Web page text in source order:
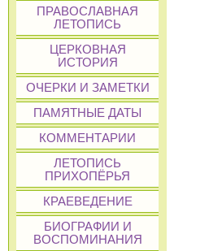
ПРАВОСЛАВНАЯ
ЛЕТОПИСЬ
ЦЕРКОВНАЯ
ИСТОРИЯ
ОЧЕРКИ И ЗАМЕТКИ
ПАМЯТНЫЕ ДАТЫ
КОММЕНТАРИИ
ЛЕТОПИСЬ
ПРИХОПЁРЬЯ
КРАЕВЕДЕНИЕ
БИОГРАФИИ И
ВОСПОМИНАНИЯ